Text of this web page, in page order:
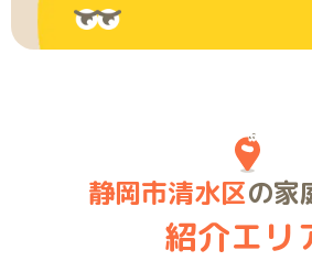
静岡市清水区の家
紹介エリ